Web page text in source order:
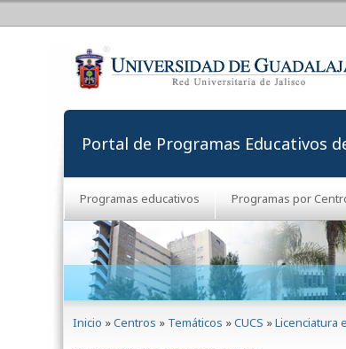
Portal de Programas Educativos
Programas educativos Programas por
Inicio »Centros » Temáticos »CUCS »Licenciatura